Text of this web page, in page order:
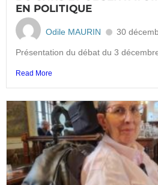
EN POLITIQUE
Odile MAURIN 30
Présentation du débat du 3
Read More